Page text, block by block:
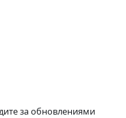
за обновлениями